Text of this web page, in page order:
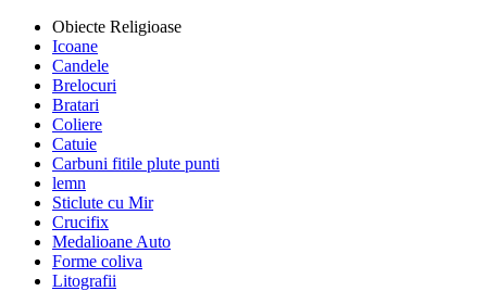
Obiecte Religioase
Icoane
Candele
Brelocuri
Bratari
Coliere
Catuie
Carbuni fitile plute punti
lemn
Sticlute cu Mir
Crucifix
Medalioane Auto
Forme coliva
Litografii